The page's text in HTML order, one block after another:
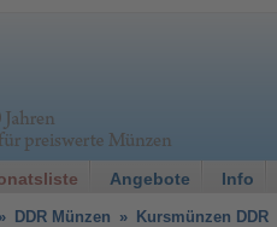
Angebote Info
» DDR Münzen » Kursmünzen DDR